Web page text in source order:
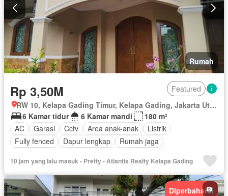
Rumah
Rp 3,50M
Featured
RW 10, Kelapa Gading Timur, Kelapa Gading, Jakarta Utara, Daerah Khusus Ibukota Jakarta
6 Kamar tidur
6 Kamar mandi
180 m²
AC
Garasi Cctv Area anak-anak
Listrik
Fully fenced
Dapur lengkap
Rumah jaga
Ruang layanan
Teras Air Wifi Halaman
Tangki air
Keamanan 24 jam
Sebagian perabotan
10 jam yang lalu masuk - Pretty - Atlantis Realty Kelapa Gading
Diperbaharui